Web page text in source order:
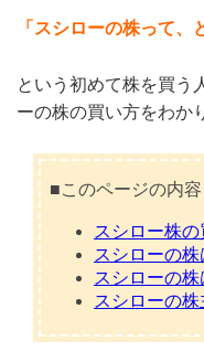
「スシローの株って、
という初めて株を買う
ーの株の買い方をわか
■このページの内容
スシロー株
スシローの
スシローの
スシローの